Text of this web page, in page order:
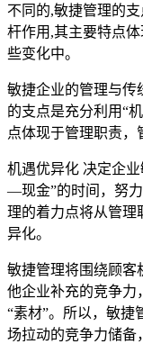
不同的,敏捷管理的
杆作用,其主要特点
些变化中。
敏捷企业的管理与传
的支点是充分利用“
点体现于管理职责，
机遇优异化 决定企
—现金”的时间，努
理的着力点将从管理
异化。
敏捷管理将围绕顾客
他企业补充的竞争力
“素材”。所以，敏捷
场拉动的竞争力储备